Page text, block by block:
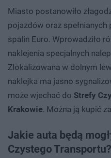
Miasto postanowiło
pojazdów oraz
spalin Euro. Wprowadziło
naklejenia specjalnych
Zlokalizowana w dolnym
naklejka ma jasno
może wjechać do Strefy
Krakowie. Można ją kupić
Jakie auta będą
Czystego Transportu?